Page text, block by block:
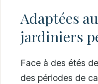
Adaptées
jardiniers
Face à des étés
des périodes de